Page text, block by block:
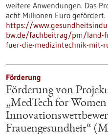
weitere Anwendungen. Das
acht Millionen Euro gefördert.
https://
bw.de/fachbeitrag/pm/land-
fuer-die-medizintechnik-mit-
Förderung
Förderung von
„MedTech for
Frauengesundheit“